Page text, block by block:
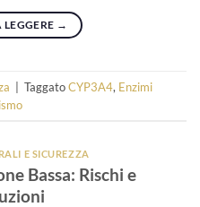
→
TaggatoCYP3A4, Enzimi
E SICUREZZA
Bassa: Rischi e